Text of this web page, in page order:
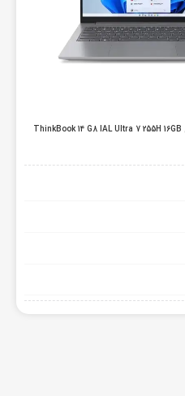
لپ تاپ 14 اینچی لنوو مدل ThinkBook 14 G8 IAL Ultra 7 255H 16GB